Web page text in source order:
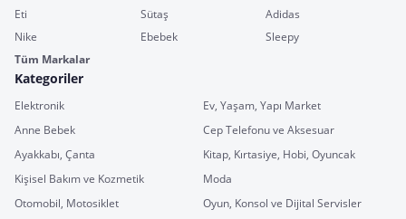
Eti
Sütaş
Adidas
Nike
Ebebek
Sleepy
Tüm Markalar
Kategoriler
Elektronik
Ev, Yaşam, Yapı Market
Anne Bebek
Cep Telefonu ve Aksesuar
Ayakkabı, Çanta
Kitap, Kırtasiye, Hobi, Oyuncak
Kişisel Bakım ve Kozmetik
Moda
Otomobil, Motosiklet
Oyun, Konsol ve Dijital Servisler